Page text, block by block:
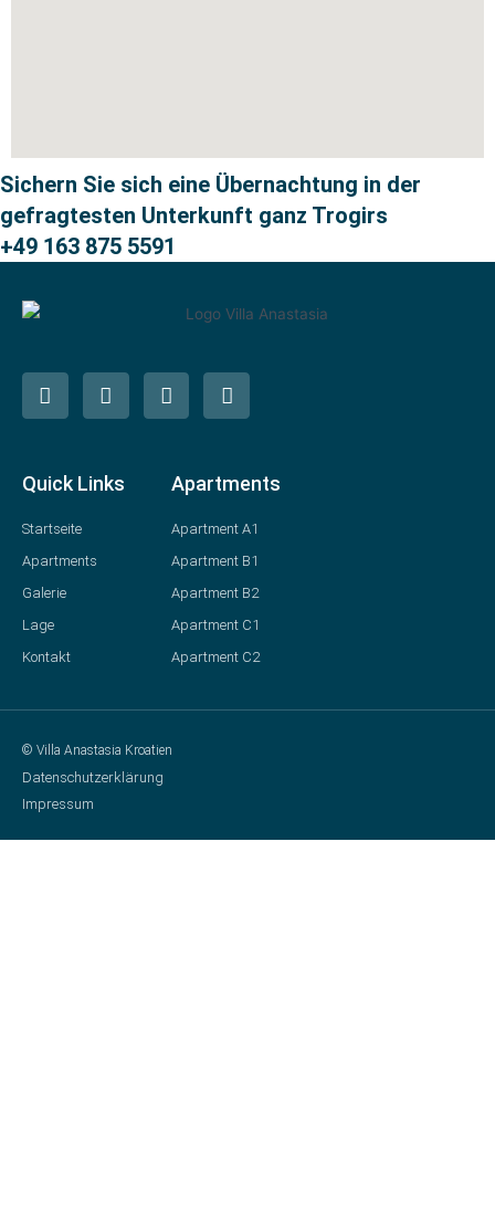
Sichern Sie sich eine Übernachtung in der
gefragtesten Unterkunft ganz Trogirs
+49 163 875 5591
Quick Links
Startseite
Apartments
Galerie
Lage
Kontakt
Apartments
Apartment A1
Apartment B1
Apartment B2
Apartment C1
Apartment C2
© Villa Anastasia Kroatien
Datenschutzerklärung
Impressum